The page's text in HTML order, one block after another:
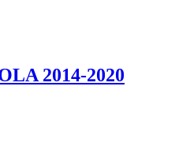
2014-2020